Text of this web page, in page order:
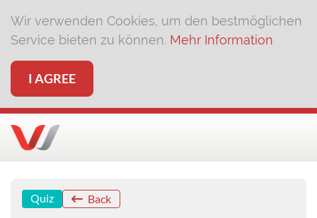
Wir verwenden Cookies, um den bestmöglichen
Service bieten zu können. Mehr Information
I AGREE
Quiz Back